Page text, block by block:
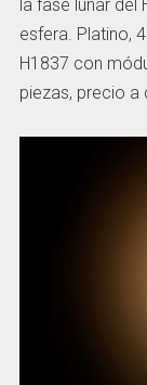
la fase lunar
esfera. Platino,
H1837 con
piezas, precio a